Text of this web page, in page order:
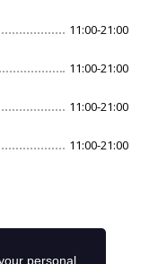
11:00-21:00
11:00-21:00
11:00-21:00
11:00-21:00
personal